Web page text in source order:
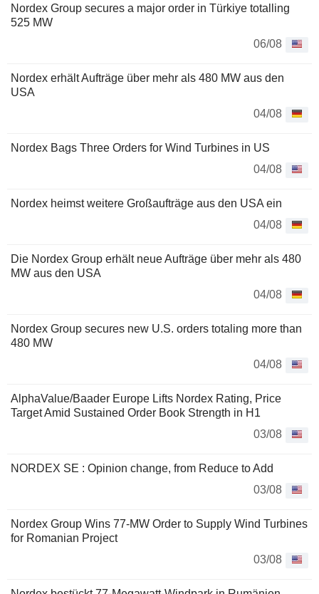
Nordex Group secures a major order in Türkiye totalling
525 MW
06/08
Nordex erhält Aufträge über mehr als 480 MW aus den
USA
04/08
Nordex Bags Three Orders for Wind Turbines in US
04/08
Nordex heimst weitere Großaufträge aus den USA ein
04/08
Die Nordex Group erhält neue Aufträge über mehr als 480
MW aus den USA
04/08
Nordex Group secures new U.S. orders totaling more than
480 MW
04/08
AlphaValue/Baader Europe Lifts Nordex Rating, Price
Target Amid Sustained Order Book Strength in H1
03/08
NORDEX SE : Opinion change, from Reduce to Add
03/08
Nordex Group Wins 77-MW Order to Supply Wind Turbines
for Romanian Project
03/08